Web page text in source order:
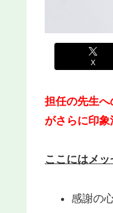
X
担任の先生
がさらに印象
ここにはメ
感謝の